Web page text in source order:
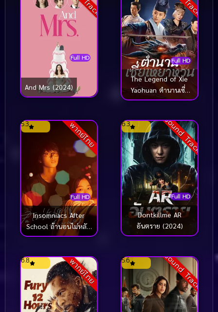
Full HD
And Mrs (2024)
Full HD
The Legend of Xie
Yaohuan ตำนานเซี่ย
เหยาหวนเมืองตะวันตก
พากย์ไทย
Full HD
5.3
Insomniacs After
School ถ้านอนไม่หลับ
ไปนับดาวกันไหม
Sound Track
Full HD
6.3
Dontkillme AR
อันตราย (2024)
พากย์ไทย
6.8 Sound Track
5.6